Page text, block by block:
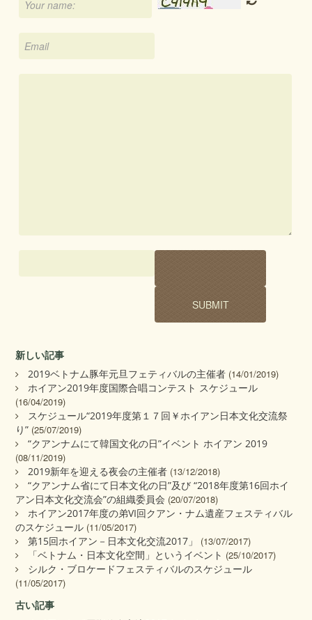
新しい記事
2019ベトナム豚年元旦フェティバルの主催者 (14/01/2019)
ホイアン2019年度国際合唱コンテスト スケジュール
(16/04/2019)
スケジュール“2019年度第１７回￥ホイアン日本文化交流祭
り” (25/07/2019)
“クアンナムにて韓国文化の日”イベント ホイアン 2019
(08/11/2019)
2019新年を迎える夜会の主催者 (13/12/2018)
“クアンナム省にて日本文化の日”及び “2018年度第16回ホイ
アン日本文化交流会”の組織委員会 (20/07/2018)
ホイアン2017年度の弟VI回クアン・ナム遺産フェスティバル
のスケジュール (11/05/2017)
第15回ホイアン－日本文化交流2017」
(13/07/2017)
「ベトナム・日本文化空間」というイベント (25/10/2017)
シルク・ブロケードフェスティバルのスケジュール
(11/05/2017)
古い記事